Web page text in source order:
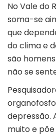
No Vale do
soma-se
que
do clima e
são
não se
depressão.
muito e